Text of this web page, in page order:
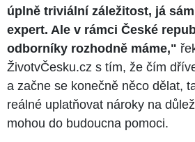
úplně triviální záležitost, já
expert. Ale v rámci České
odborníky rozhodně máme,"
ŽivotvČesku.cz s tím, že čím
a začne se konečně něco dělat,
reálné uplatňovat nároky na
mohou do budoucna pomoci.